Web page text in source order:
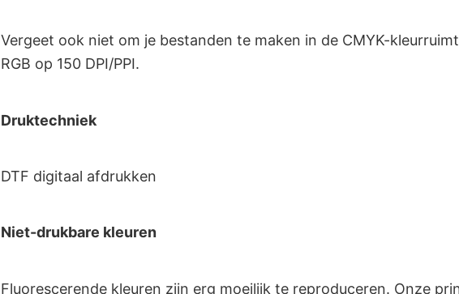
Vergeet ook niet om je bestanden te maken in de CMYK-
RGB op 150 DPI/PPI.
Druktechniek
DTF digitaal afdrukken
Niet-drukbare kleuren
Fluorescerende kleuren zijn erg moeilijk te reproduceren. Onze